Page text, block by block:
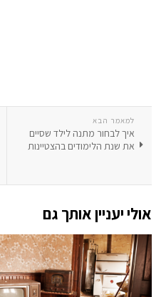
למאמר הבא
איך לבחור מתנה לילד שסיים
את שנת הלימודים בהצטיינות
אולי יעניין אותך גם